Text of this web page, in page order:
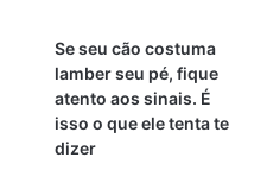
Se seu cão costuma
lamber seu pé, fique
atento aos sinais. É
isso o que ele tenta te
dizer